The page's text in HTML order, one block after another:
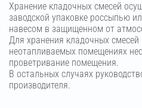
Хранение кладочных смесей
заводской упаковке россыпью
навесом в защищенном от
Для хранения кладочных
неотапливаемых помещениях
проветривание помещения.
В остальных случаях
производителя.